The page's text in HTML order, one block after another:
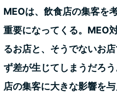
MEOは、飲食店の集客を
重要になってくる。MEO
るお店と、そうでないお
ず差が生じてしまうだろ
店の集客に大きな影響を与